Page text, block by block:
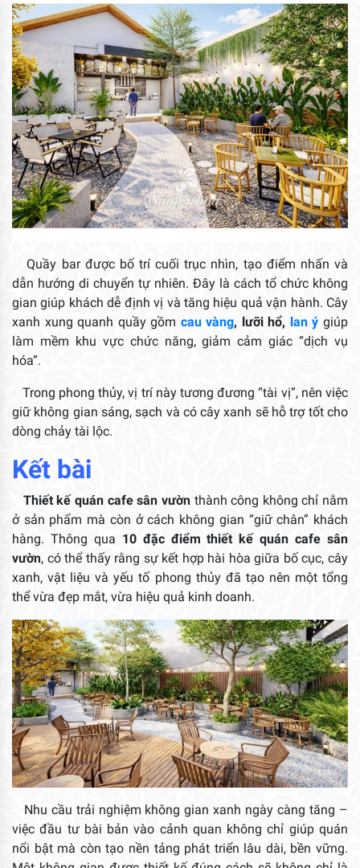
Quầy bar được bố trí cuối trục nhìn, tạo điểm nhấn và
dẫn hướng di chuyển tự nhiên. Đây là cách tổ chức không
gian giúp khách dễ định vị và tăng hiệu quả vận hành. Cây
xanh xung quanh quầy gồm cau vàng, lưỡi hổ, lan ý giúp
làm mềm khu vực chức năng, giảm cảm giác “dịch vụ
hóa”.
Trong phong thủy, vị trí này tương đương “tài vị”, nên việc
giữ không gian sáng, sạch và có cây xanh sẽ hỗ trợ tốt cho
dòng chảy tài lộc.
Kết bài
Thiết kế quán cafe sân vườnthành công không chỉ nằm
ở sản phẩm mà còn ở cách không gian “giữ chân” khách
hàng. Thông qua 10 đặc điểm thiết kế quán cafe sân
vườn, có thể thấy rằng sự kết hợp hài hòa giữa bố cục, cây
xanh, vật liệu và yếu tố phong thủy đã tạo nên một tổng
thể vừa đẹp mắt, vừa hiệu quả kinh doanh.
Nhu cầu trải nghiệm không gian xanh ngày càng tăng –
việc đầu tư bài bản vào cảnh quan không chỉ giúp quán
nổi bật mà còn tạo nền tảng phát triển lâu dài, bền vững.